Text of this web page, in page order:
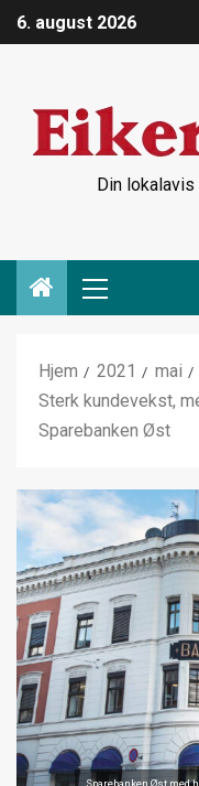
6. august 2026
Din
Hjem 2021 mai
Sterk kundevekst,
Sparebanken Øst
Sparebanken Øst med